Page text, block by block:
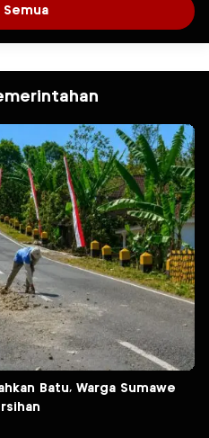
Semua
Batu, Warga Sumawe